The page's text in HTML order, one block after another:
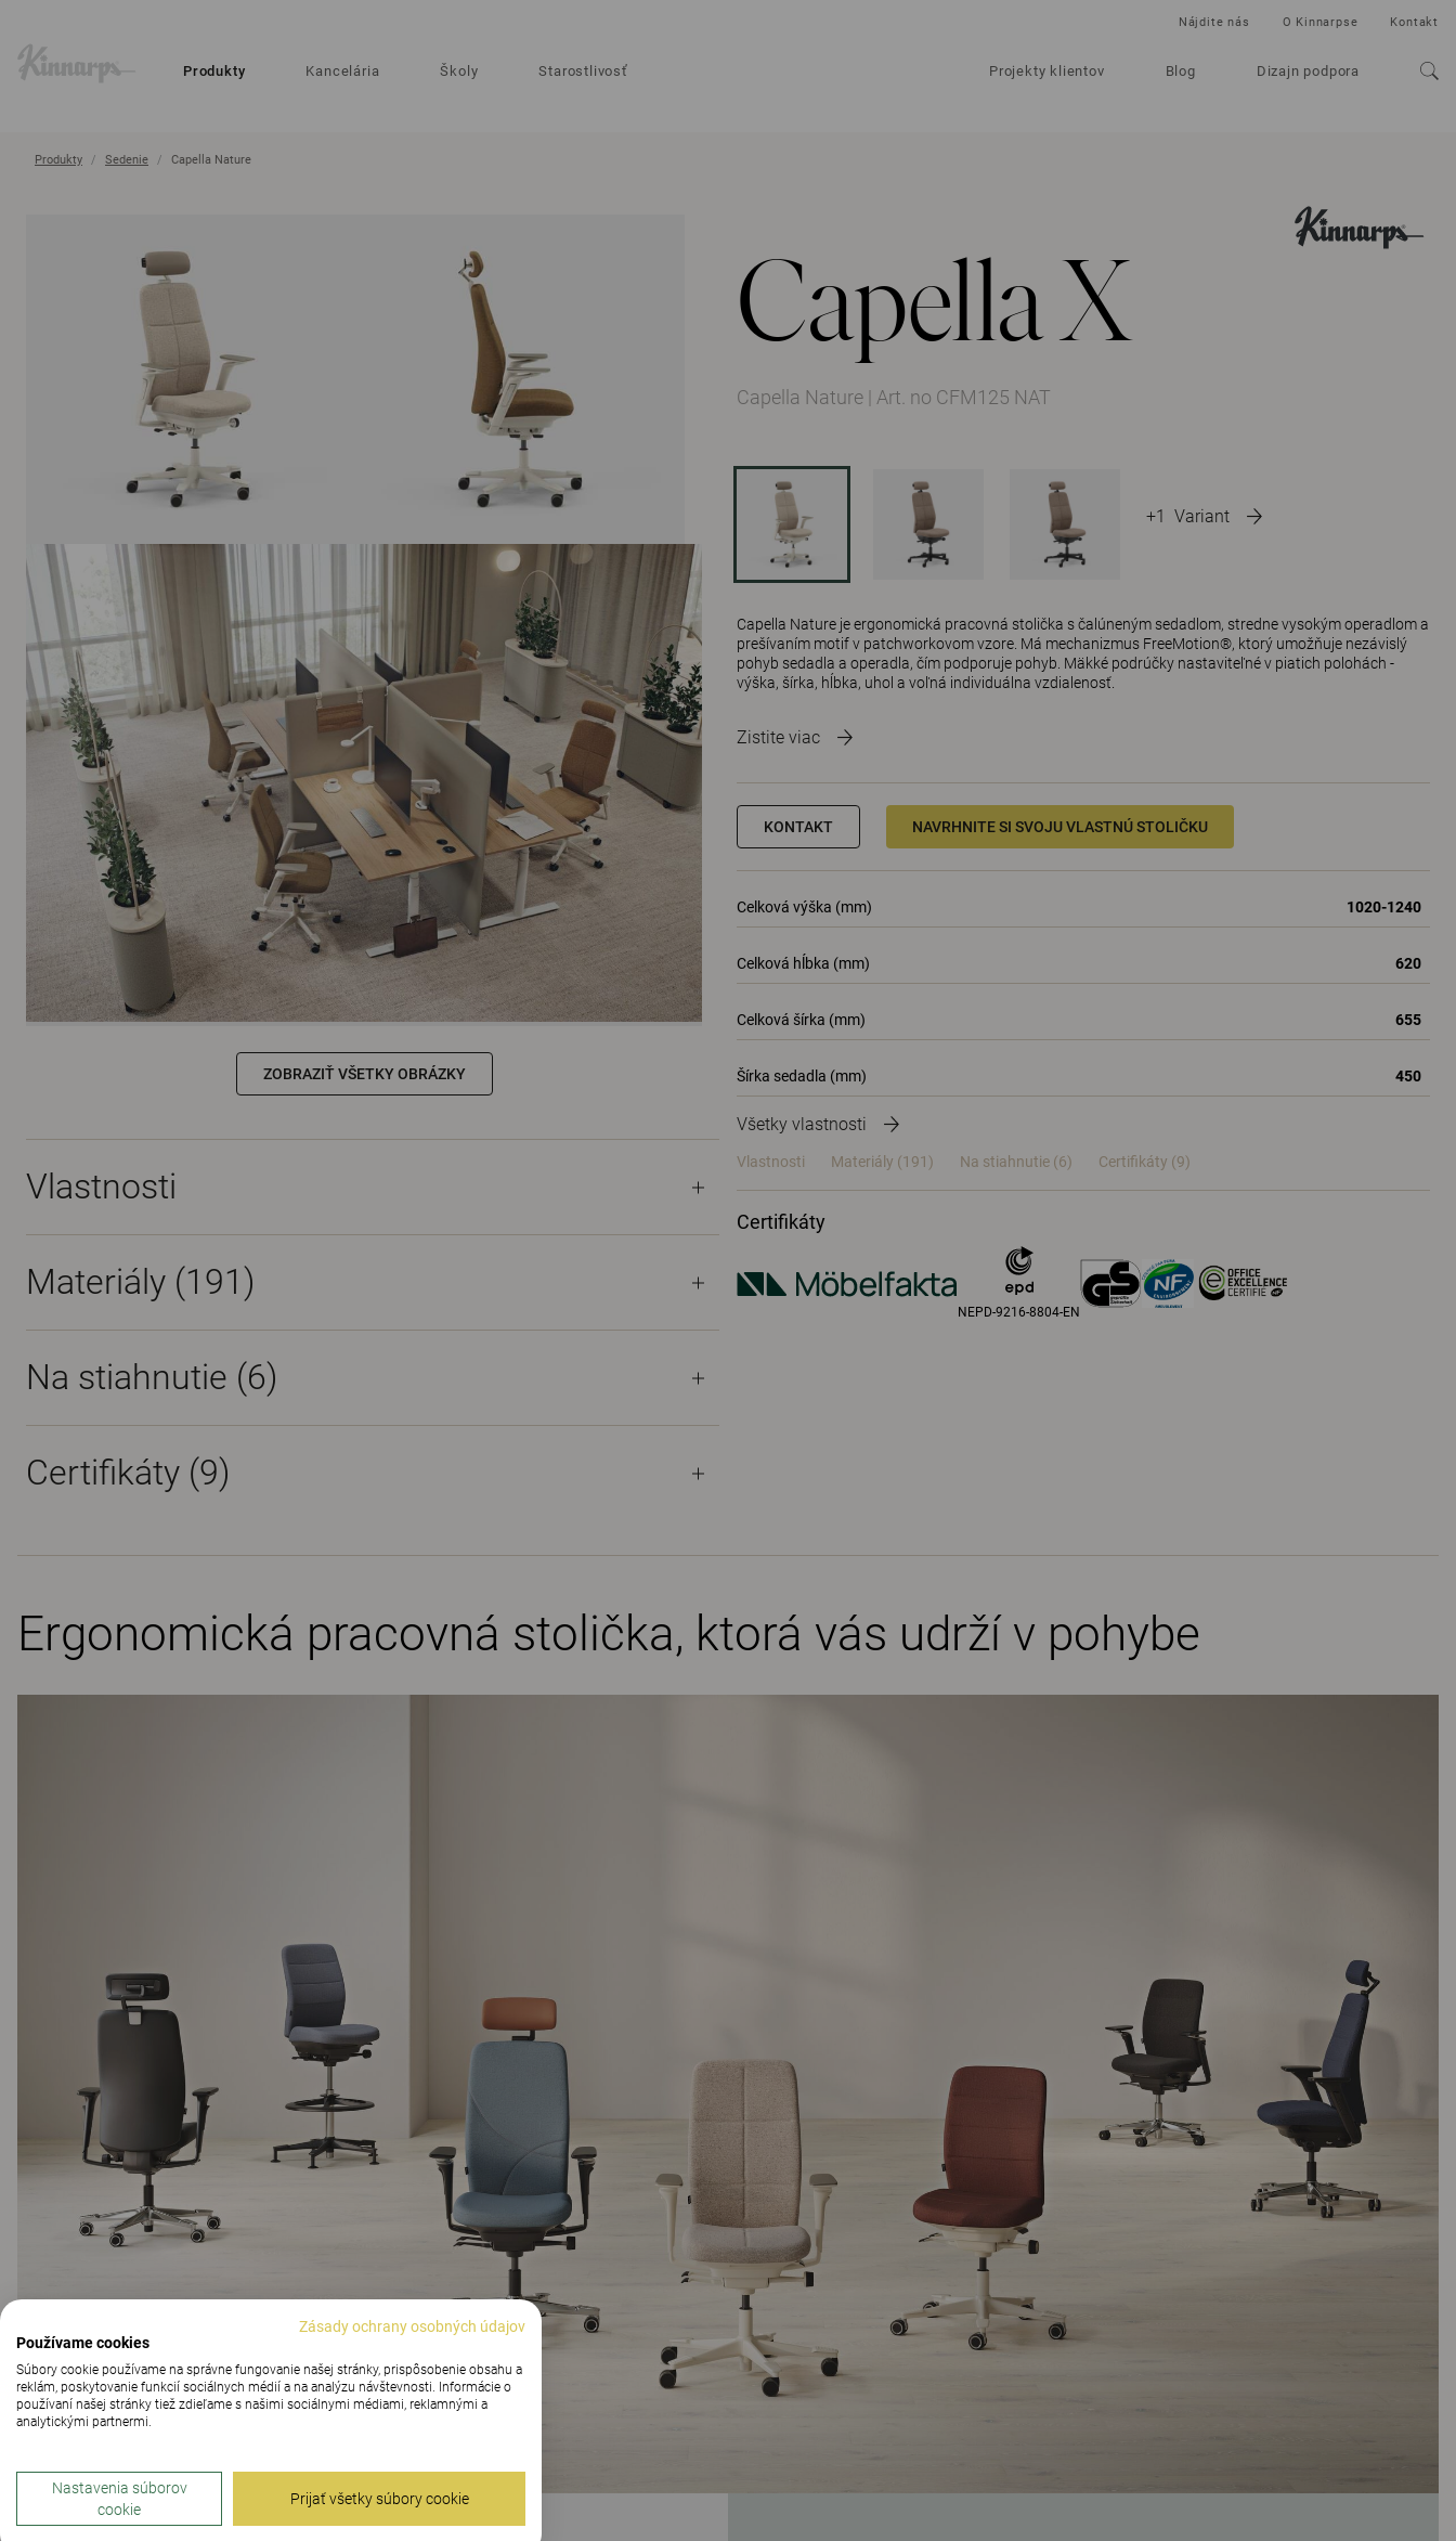
Produkty Kancelária Školy Starostlivosť Projekty klientov Blog Dizajn podpora
Nájdite nás O Kinnarpse Kontakt
Produkty Sedenie Capella Nature
Capella X
+1 Variant
Capella Nature | Art. no CFM125 NAT
Capella Nature je ergonomická pracovná stolička s čalúneným sedadlom, stredne vysokým operadlom a
prešívaním motif v patchworkovom vzore. Má mechanizmus FreeMotion®, ktorý umožňuje nezávislý
pohyb sedadla a operadla, čím podporuje pohyb. Mäkké podrúčky nastaviteľné v piatich polohách -
výška, šírka, hĺbka, uhol a voľná individuálna vzdialenosť.
Zistite viac
KONTAKT NAVRHNITE SI SVOJU VLASTNÚ STOLIČKU
Celková výška (mm) 1020-1240
Celková hĺbka (mm) 620
Celková šírka (mm) 655
Šírka sedadla (mm) 450
Všetky vlastnosti
Vlastnosti Materiály (191) Na stiahnutie (6) Certifikáty (9)
Certifikáty
NEPD-9216-8804-EN
ZOBRAZIŤ VŠETKY OBRÁZKY
Vlastnosti
Materiály (191)
Na stiahnutie (6)
Certifikáty (9)
Ergonomická pracovná stolička, ktorá vás udrží v pohybe
Zásady ochrany osobných údajov
Používame cookies
Súbory cookie používame na správne fungovanie našej stránky, prispôsobenie obsahu a
reklám, poskytovanie funkcií sociálnych médií a na analýzu návštevnosti. Informácie o
používaní našej stránky tiež zdieľame s našimi sociálnymi médiami, reklamnými a
analytickými partnermi.
Nastavenia súborov
cookie
Prijať všetky súbory cookie